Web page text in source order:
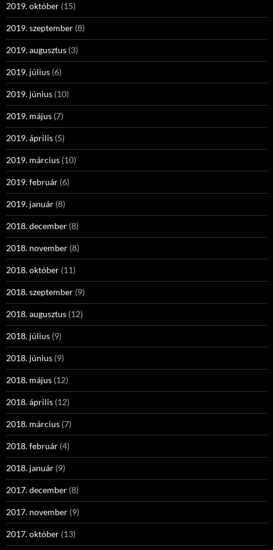
2019. október (15)
2019. szeptember (8)
2019. augusztus (3)
2019. július (6)
2019. június (10)
2019. május (7)
2019. április (5)
2019. március (10)
2019. február (6)
2019. január (8)
2018. december (8)
2018. november (8)
2018. október (11)
2018. szeptember (9)
2018. augusztus (12)
2018. július (9)
2018. június (9)
2018. május (12)
2018. április (12)
2018. március (7)
2018. február (4)
2018. január (9)
2017. december (8)
2017. november (9)
2017. október (13)